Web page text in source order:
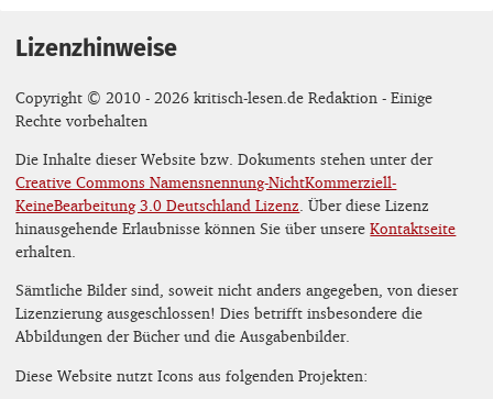
Lizenzhinweise
Copyright © 2010 - 2026 kritisch-lesen.de Redaktion - Einige
Rechte vorbehalten
Die Inhalte dieser Website bzw. Dokuments stehen unter der
Creative Commons Namensnennung-NichtKommerziell-
KeineBearbeitung 3.0 Deutschland Lizenz . Über diese Lizenz
hinausgehende Erlaubnisse können Sie über unsereKontaktseite
erhalten.
Sämtliche Bilder sind, soweit nicht anders angegeben, von dieser
Lizenzierung ausgeschlossen! Dies betrifft insbesondere die
Abbildungen der Bücher und die Ausgabenbilder.
Diese Website nutzt Icons aus folgenden Projekten: